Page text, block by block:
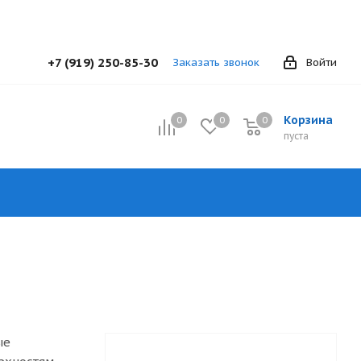
Войти
+7 (919) 250-85-30 Заказать звонок
0 0 Корзина
0
пуста
0